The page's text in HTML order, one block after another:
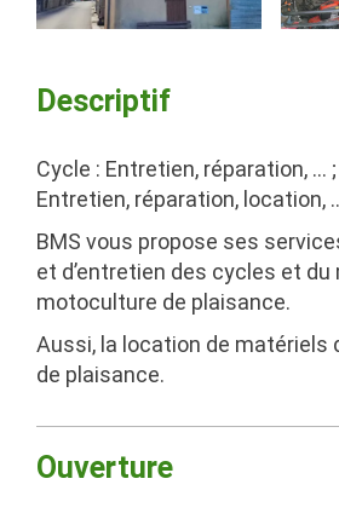
Descriptif
Cycle : Entretien, réparation, …
Entretien, réparation, location,
BMS vous propose ses
et d’entretien des cycles et
motoculture de plaisance.
Aussi, la location de matériels
de plaisance.
Ouverture